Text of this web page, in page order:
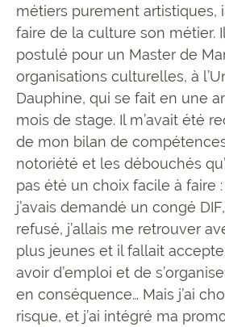
métiers purement artistiques,
faire de la culture son métier. Il
postulé pour un Master de
organisations culturelles, à
Dauphine, qui se fait en une
mois de stage. Il m’avait été
de mon bilan de
notoriété et les débouchés
pas été un choix facile à faire :
j’avais demandé un congé
refusé, j’allais me retrouver
plus jeunes et il fallait
avoir d’emploi et de
en conséquence… Mais j’ai
risque, et j’ai intégré ma